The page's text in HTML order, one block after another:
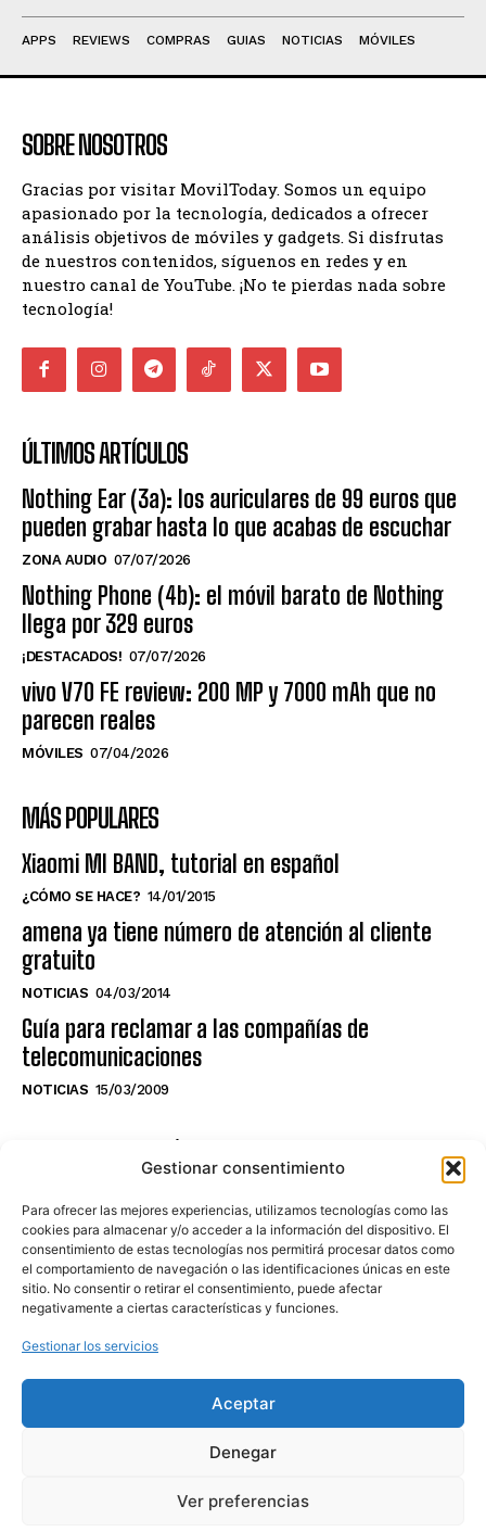
Gestionar consentimiento
Para ofrecer las mejores experiencias, utilizamos tecnologías como las
cookies para almacenar y/o acceder a la información del dispositivo. El
consentimiento de estas tecnologías nos permitirá procesar datos como
el comportamiento de navegación o las identificaciones únicas en este
sitio. No consentir o retirar el consentimiento, puede afectar
negativamente a ciertas características y funciones.
Gestionar los servicios
Aceptar
Denegar
Ver preferencias
APPS REVIEWS COMPRAS GUIAS NOTICIAS MÓVILES
SOBRE NOSOTROS
Gracias por visitar MovilToday. Somos un equipo
apasionado por la tecnología, dedicados a ofrecer
análisis objetivos de móviles y gadgets. Si disfrutas
de nuestros contenidos, síguenos en redes y en
nuestro canal de YouTube. ¡No te pierdas nada sobre
tecnología!
ÚLTIMOS ARTÍCULOS
Nothing Ear (3a): los auriculares de 99 euros que
pueden grabar hasta lo que acabas de escuchar
ZONA AUDIO 07/07/2026
Nothing Phone (4b): el móvil barato de Nothing
llega por 329 euros
¡DESTACADOS! 07/07/2026
vivo V70 FE review: 200 MP y 7000 mAh que no
parecen reales
MÓVILES 07/04/2026
MÁS POPULARES
Xiaomi MI BAND, tutorial en español
¿CÓMO SE HACE? 14/01/2015
amena ya tiene número de atención al cliente
gratuito
NOTICIAS 04/03/2014
Guía para reclamar a las compañías de
telecomunicaciones
NOTICIAS 15/03/2009
NO TE PIERDAS LO ÚLTIMO DEL CANAL
Haz clic en «Estoy de acuerdo» para
activar Youtube
POLÍTICA DE COOKIES